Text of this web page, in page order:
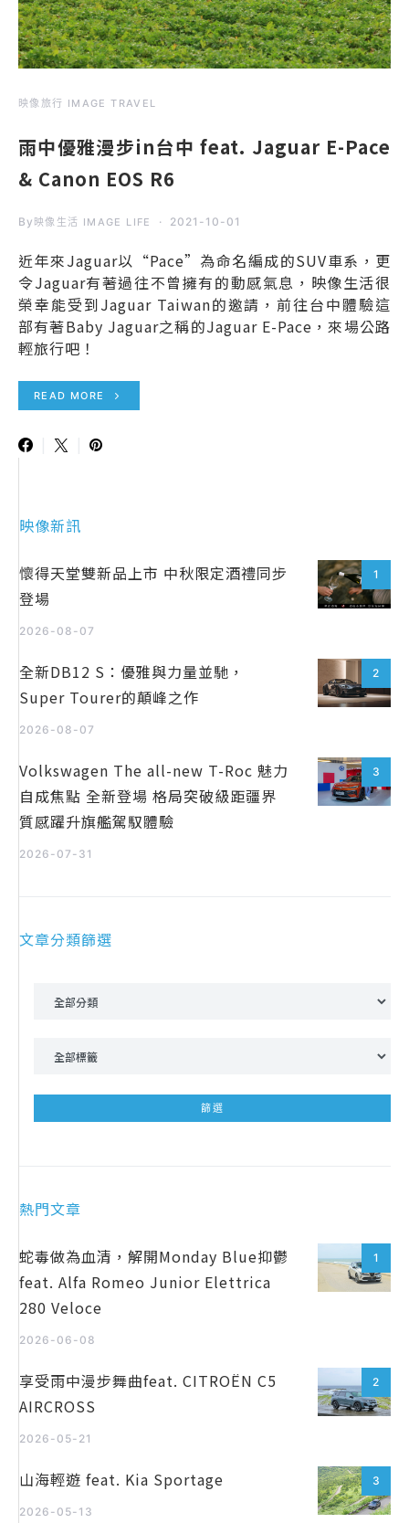
映像旅行 IMAGE TRAVEL
雨中優雅漫步in台中 feat. Jaguar E-Pace
& Canon EOS R6
By 映像生活 IMAGE LIFE 2021-10-01
近年來Jaguar以“Pace”為命名編成的SUV車系，更
令Jaguar有著過往不曾擁有的動感氣息，映像生活很
榮幸能受到Jaguar Taiwan的邀請，前往台中體驗這
部有著Baby Jaguar之稱的Jaguar E-Pace，來場公路
輕旅行吧！
READ MORE
映像新訊
1
懷得天堂雙新品上市 中秋限定酒禮同步
登場
2026-08-07
2
全新DB12 S：優雅與力量並馳，
Super Tourer的顛峰之作
2026-08-07
3
Volkswagen The all-new T-Roc 魅力
自成焦點 全新登場 格局突破級距疆界
質感躍升旗艦駕馭體驗
2026-07-31
文章分類篩選
熱門文章
1
蛇毒做為血清，解開Monday Blue抑鬱
feat. Alfa Romeo Junior Elettrica
280 Veloce
2026-06-08
2
享受雨中漫步舞曲feat. CITROËN C5
AIRCROSS
2026-05-21
3
山海輕遊 feat. Kia Sportage
2026-05-13